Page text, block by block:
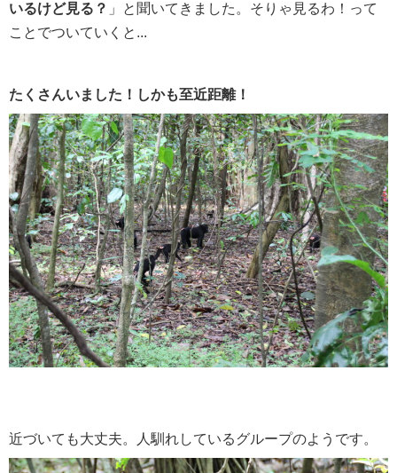
いるけど見る？ 」と聞いてきました。そりゃ見るわ！って
ことでついていくと...
たくさんいました！しかも至近距離！
近づいても大丈夫。人馴れしているグループのようです。